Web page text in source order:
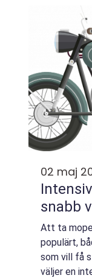
02 maj
snabb
Att ta
populärt,
som vill få
väljer en